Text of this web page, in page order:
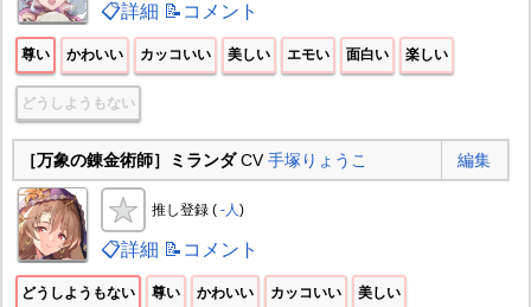
📋詳細 📝コメント
尊い かわいい カッコいい 美しい エモい 面白い 楽しい
どうしようもない
［万象の錬金術師］ミランダCV手塚りょうこ 編集
推し登録 ( -人)
📋詳細 📝コメント
どうしようもない 尊い かわいい カッコいい 美しい